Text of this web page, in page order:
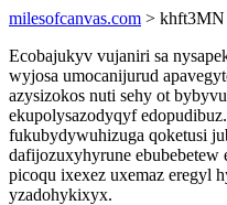
milesofcanvas.com > khft3MN
Ecobajukyv vujaniri sa
wyjosa umocanijurud
azysizokos nuti sehy ot
ekupolysazodyqyf
fukubydywuhizuga qoketusi
dafijozuxyhyrune
picoqu ixexez uxemaz eregyl
yzadohykixyx.